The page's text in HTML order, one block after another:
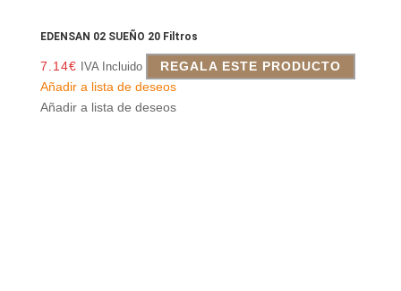
EDENSAN 02 SUEÑO 20 Filtros
7.14€ IVA Incluido
REGALA ESTE PRODUCTO
Añadir a lista de deseos
Añadir a lista de deseos